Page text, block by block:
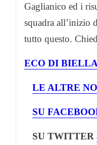
Gaglianico ed i
squadra all’inizio
tutto questo.
ECO DI
LE ALTRE
SU
SU TWITTER